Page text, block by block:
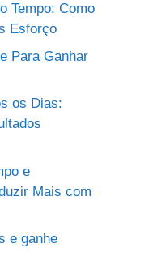
Tempo: Como
Esforço
Para Ganhar
os Dias:
e
Mais com
e ganhe